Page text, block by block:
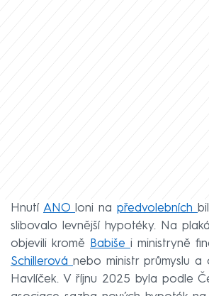
Hnutí ANO loni na předvolebních
slibovalo levnější hypotéky. Na
objevili kromě
Babiše i ministryně
Schillerová nebo ministr průmyslu a
Havlíček. V říjnu 2025 byla podle